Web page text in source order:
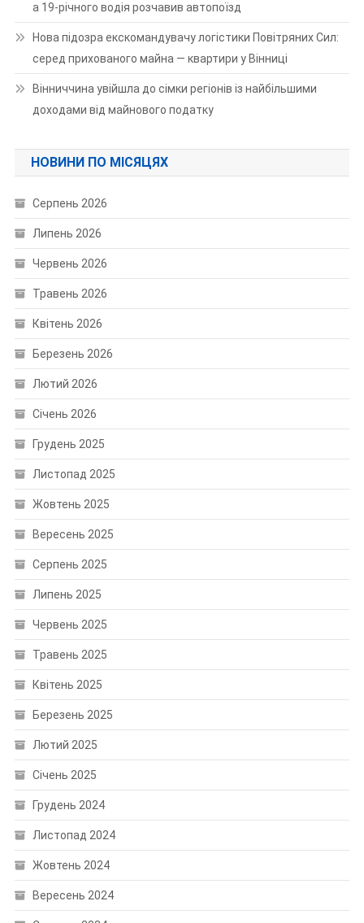
а 19-річного водія розчавив автопоїзд
Нова підозра екскомандувачу логістики Повітряних Сил:
серед прихованого майна — квартири у Вінниці
Вінниччина увійшла до сімки регіонів із найбільшими
доходами від майнового податку
НОВИНИ ПО МІСЯЦЯХ
Серпень 2026
Липень 2026
Червень 2026
Травень 2026
Квітень 2026
Березень 2026
Лютий 2026
Січень 2026
Грудень 2025
Листопад 2025
Жовтень 2025
Вересень 2025
Серпень 2025
Липень 2025
Червень 2025
Травень 2025
Квітень 2025
Березень 2025
Лютий 2025
Січень 2025
Грудень 2024
Листопад 2024
Жовтень 2024
Вересень 2024